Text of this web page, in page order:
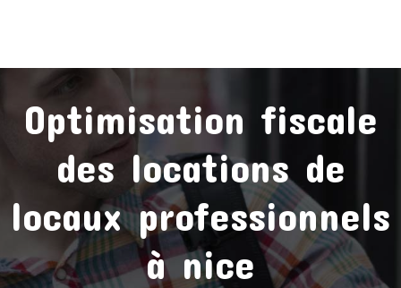
Optimisation fiscale
des locations de
locaux professionnels
à nice